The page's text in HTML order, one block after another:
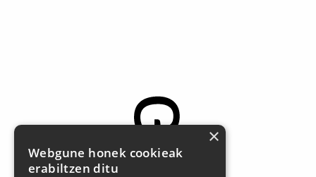
×
Webgune honek cookieak
erabiltzen ditu